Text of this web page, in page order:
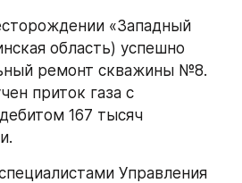
«Западный
область) успешно
ремонт скважины №8.
приток газа с
167 тысяч
Управления